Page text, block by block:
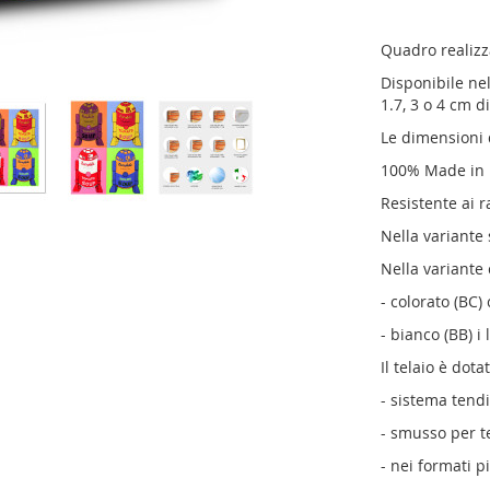
Quadro
Disponibile
1.7, 3 o 4 cm
Le
100% Made
Resistente ai
Nella variante
Nella variante
- colorato
- bianco (BB)
Il telaio è
- sistema
- smusso per
- nei formati